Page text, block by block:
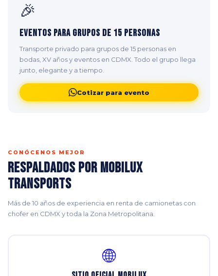
🎉
Eventos para Grupos de 15 Personas
Transporte privado para grupos de 15 personas en
bodas, XV años y eventos en CDMX. Todo el grupo llega
junto, elegante y a tiempo.
Cotizar para evento
CONÓCENOS MEJOR
Respaldados por Mobilux
Transports
Más de 10 años de experiencia en renta de camionetas con
chofer en CDMX y toda la Zona Metropolitana.
🌐